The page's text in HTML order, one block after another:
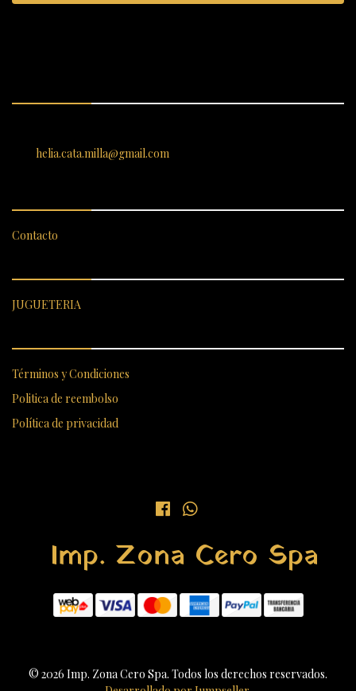
helia.cata.milla@gmail.com
Contacto
JUGUETERIA
Términos y Condiciones
Politica de reembolso
Política de privacidad
Imp. Zona Cero Spa
© 2026 Imp. Zona Cero Spa. Todos los derechos reservados.